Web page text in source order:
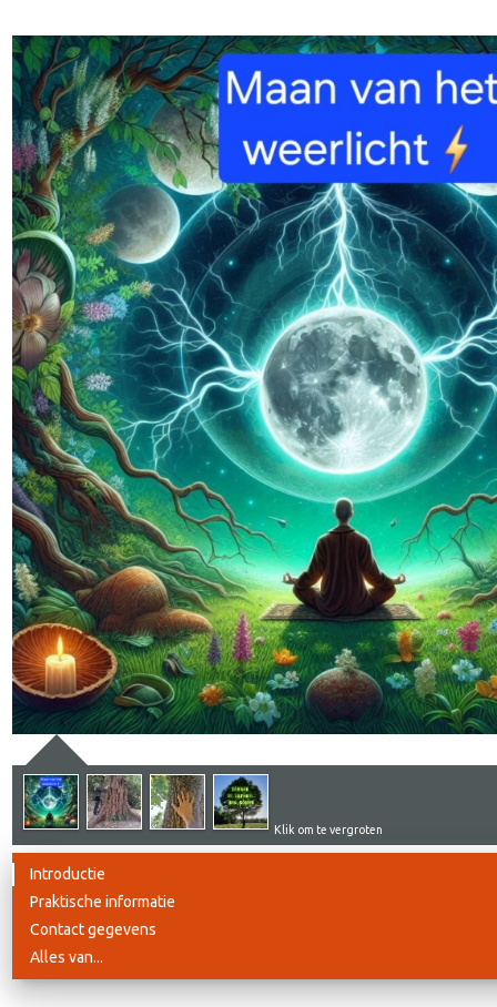
Klik om te vergroten
Introductie
Praktische informatie
Contact gegevens
Alles van...